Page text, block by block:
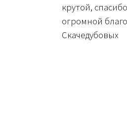
крутой,
огромной
Скачедубовых